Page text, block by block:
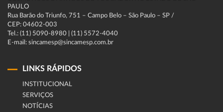
PAULO
Rua Barão do Triunfo, 751 – Campo Belo – São Paulo – SP /
CEP: 04602-003
Tel.: (11) 5090-8980 | (11) 5572-4040
E-mail: sincamesp@sincamesp.com.br
LINKS RÁPIDOS
INSTITUCIONAL
SERVIÇOS
NOTÍCIAS